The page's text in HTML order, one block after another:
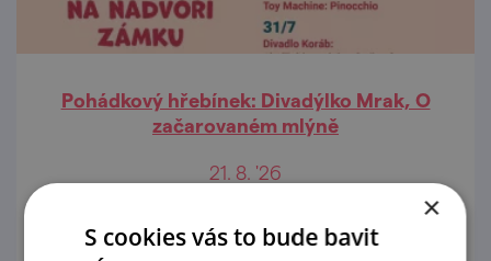
Pohádkový hřebínek: Divadýlko Mrak, O
začarovaném mlýně
21. 8. '26
Matěj a noc plná překvapení!
×
S cookies vás to bude bavit